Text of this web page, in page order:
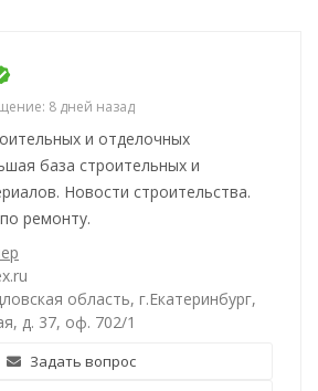
8 дней назад
и отделочных
база строительных и
Новости строительства.
ремонту.
область, г.Екатеринбург,
д. 37, оф. 702/1
Задать вопрос